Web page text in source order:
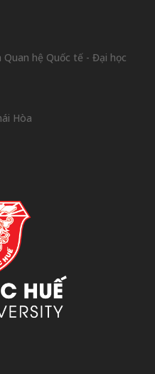
Quan hệ Quốc tế - Đại học
Hòa